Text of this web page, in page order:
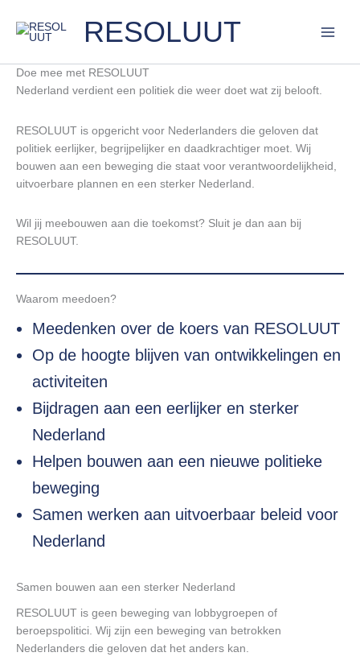
naar
inhoud
RESOLUUT
Doe mee met RESOLUUT
Nederland verdient een politiek die weer doet wat zij belooft.
RESOLUUT is opgericht voor Nederlanders die geloven dat
politiek eerlijker, begrijpelijker en daadkrachtiger moet. Wij
bouwen aan een beweging die staat voor verantwoordelijkheid,
uitvoerbare plannen en een sterker Nederland.
Wil jij meebouwen aan die toekomst? Sluit je dan aan bij
RESOLUUT.
Waarom meedoen?
Meedenken over de koers van RESOLUUT
Op de hoogte blijven van ontwikkelingen en
activiteiten
Bijdragen aan een eerlijker en sterker
Nederland
Helpen bouwen aan een nieuwe politieke
beweging
Samen werken aan uitvoerbaar beleid voor
Nederland
Samen bouwen aan een sterker Nederland
RESOLUUT is geen beweging van lobbygroepen of
beroepspolitici. Wij zijn een beweging van betrokken
Nederlanders die geloven dat het anders kan.